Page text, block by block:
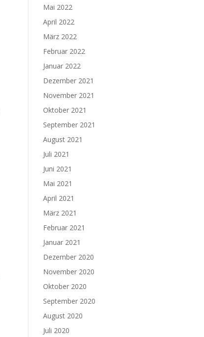
Mai 2022
April 2022
März 2022
Februar 2022
Januar 2022
Dezember 2021
November 2021
Oktober 2021
September 2021
August 2021
Juli 2021
Juni 2021
Mai 2021
April 2021
März 2021
Februar 2021
Januar 2021
Dezember 2020
November 2020
Oktober 2020
September 2020
August 2020
Juli 2020